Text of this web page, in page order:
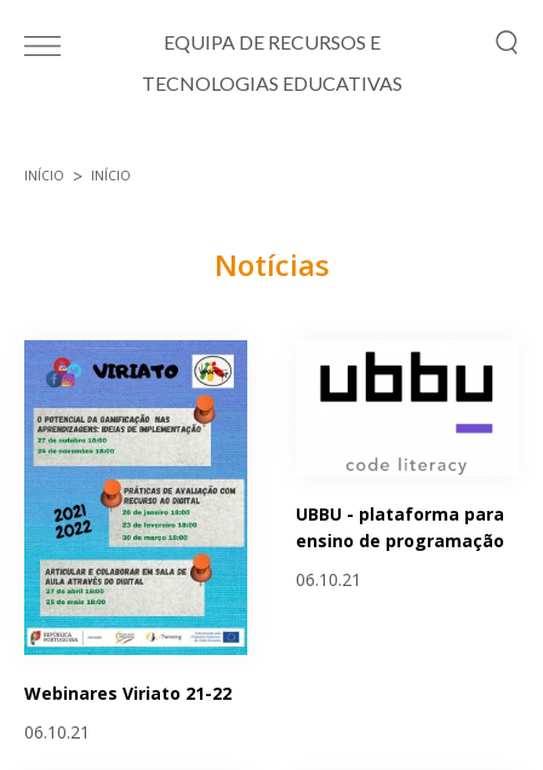
EQUIPA DE RECURSOS E
TECNOLOGIAS EDUCATIVAS
INÍCIO INÍCIO
Notícias
Webinares Viriato 21-22
06.10.21
UBBU - plataforma para
ensino de programação
06.10.21
Páginas